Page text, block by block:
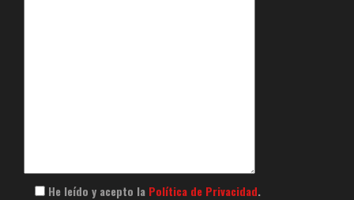
He leído y acepto la Política de Privacidad.